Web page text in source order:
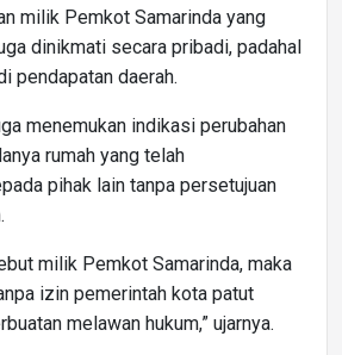
milik Pemkot Samarinda yang
dinikmati secara pribadi, padahal
pendapatan daerah.
menemukan indikasi perubahan
rumah yang telah
pihak lain tanpa persetujuan
milik Pemkot Samarinda, maka
izin pemerintah kota patut
melawan hukum,” ujarnya.